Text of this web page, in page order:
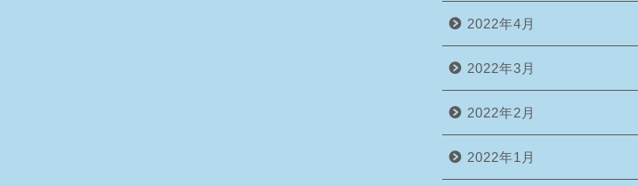
2022年4月
2022年3月
2022年2月
2022年1月